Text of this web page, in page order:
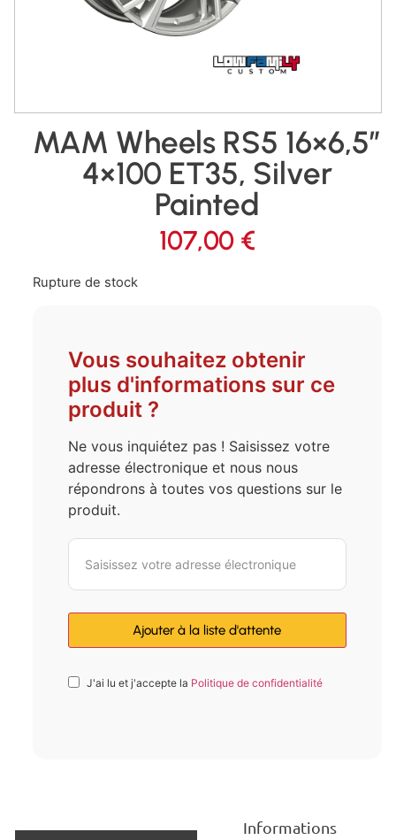
MAM Wheels RS5 16×6,5″
4×100 ET35, Silver
Painted
107,00 €
Rupture de stock
Vous souhaitez obtenir
plus d'informations sur ce
produit ?
Ne vous inquiétez pas ! Saisissez votre
adresse électronique et nous nous
répondrons à toutes vos questions sur le
produit.
J'ai lu et j'accepte la Politique de confidentialité
Informations